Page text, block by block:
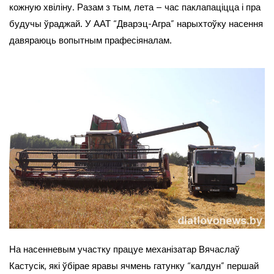
кожную хвіліну. Разам з тым, лета – час паклапаціцца і пра
будучы ўраджай. У ААТ “Дварэц-Агра” нарыхтоўку насення
давяраюць вопытным прафесіяналам.
На насенневым участку працуе механізатар Вячаслаў
Кастусік, які ўбірае яравы ячмень гатунку “калдун” першай